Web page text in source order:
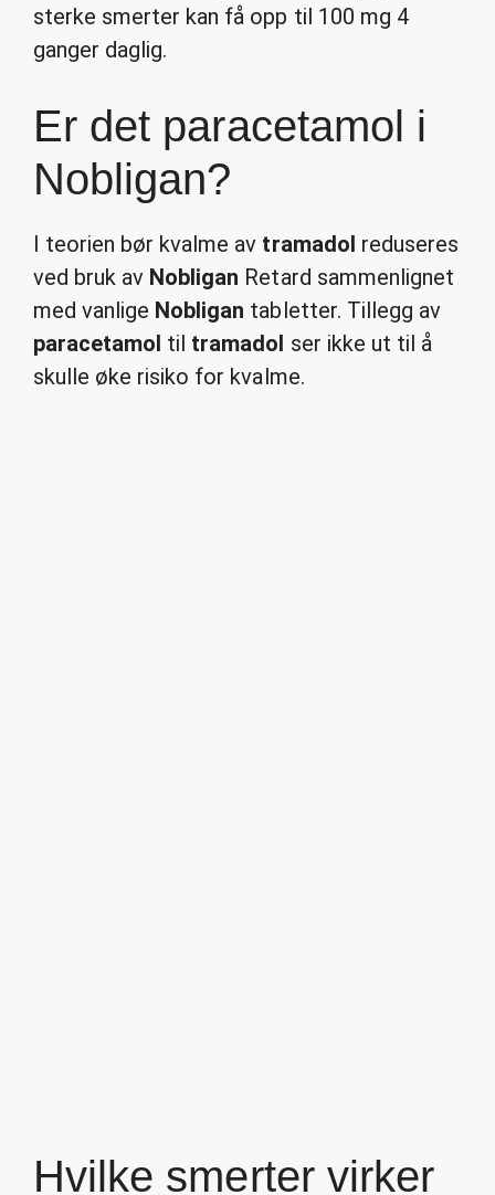
sterke smerter kan få opp til 100 mg 4
ganger daglig.
Er det paracetamol i
Nobligan?
I teorien bør kvalme av tramadol reduseres
ved bruk av Nobligan Retard sammenlignet
med vanlige Nobligan tabletter. Tillegg av
paracetamol til tramadol ser ikke ut til å
skulle øke risiko for kvalme.
Hvilke smerter virker